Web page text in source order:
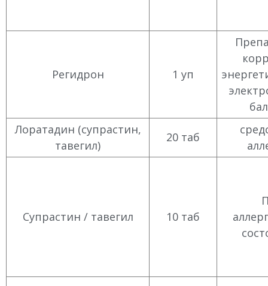
Регидрон 1 уп
Лоратадин (супрастин,
тавегил)
20 таб
Супрастин / тавегил 10 таб